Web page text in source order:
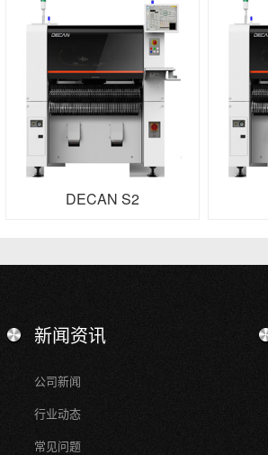
DECAN S2
新闻资讯
公司新闻
行业动态
常见问题